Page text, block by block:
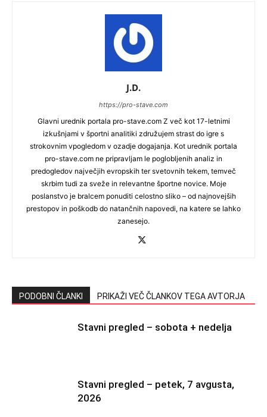
J.D.
https://pro-stave.com
Glavni urednik portala pro-stave.com Z več kot 17-letnimi
izkušnjami v športni analitiki združujem strast do igre s
strokovnim vpogledom v ozadje dogajanja. Kot urednik portala
pro-stave.com ne pripravljam le poglobljenih analiz in
predogledov največjih evropskih ter svetovnih tekem, temveč
skrbim tudi za sveže in relevantne športne novice. Moje
poslanstvo je bralcem ponuditi celostno sliko – od najnovejših
prestopov in poškodb do natančnih napovedi, na katere se lahko
zanesejo.
PODOBNI ČLANKI PRIKAŽI VEČ ČLANKOV TEGA AVTORJA
Stavni pregled – sobota + nedelja
Stavni pregled – petek, 7 avgusta,
2026